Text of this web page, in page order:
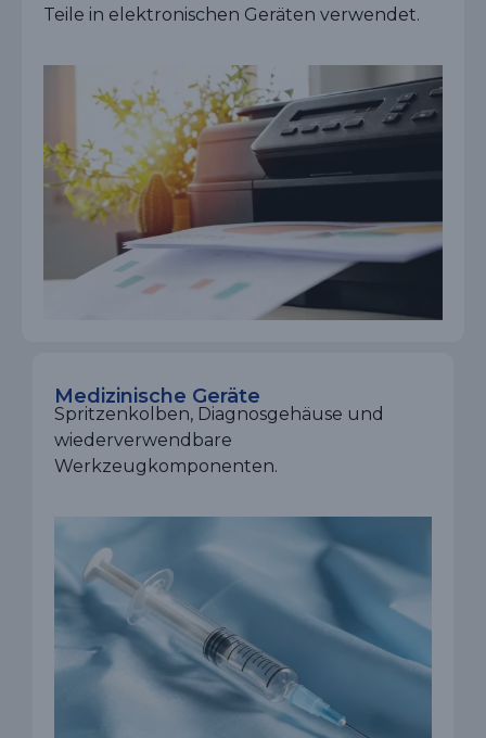
Teile in elektronischen Geräten verwendet.
Medizinische Geräte
Spritzenkolben, Diagnosgehäuse und
wiederverwendbare
Werkzeugkomponenten.